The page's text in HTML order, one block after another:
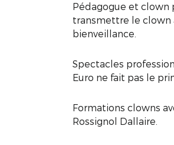
Pédagogue et clown
transmettre le clown
bienveillance.
Spectacles
Euro ne fait pas le
Formations clowns
Rossignol Dallaire.